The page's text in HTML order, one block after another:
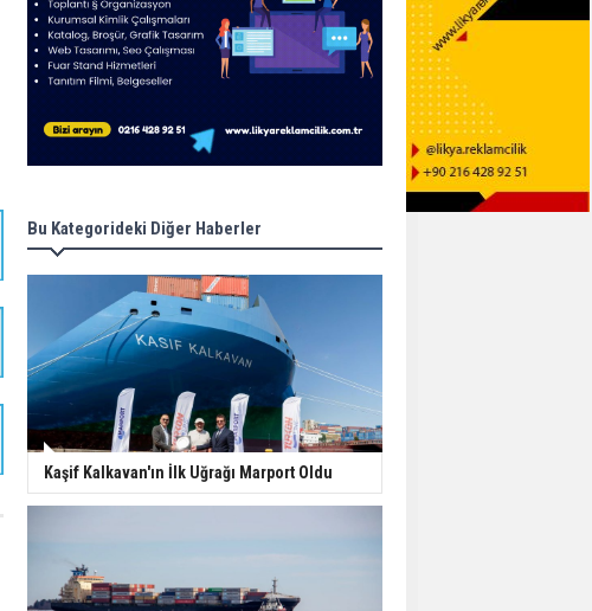
Bu Kategorideki Diğer Haberler
Kaşif Kalkavan'ın İlk Uğrağı Marport Oldu